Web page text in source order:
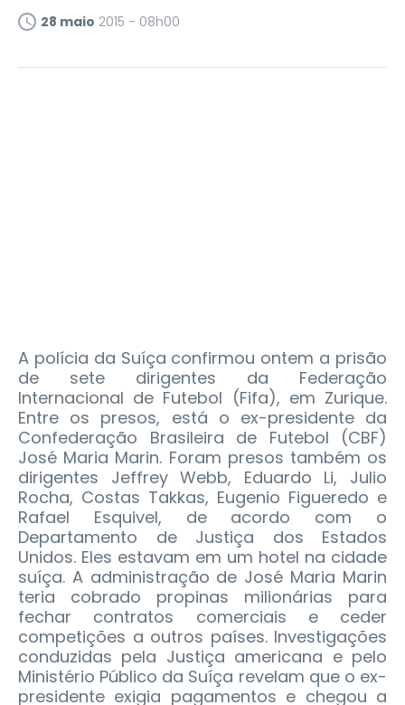
28 maio 2015 - 08h00
A polícia da Suíça confirmou ontem a prisão
de sete dirigentes da Federação
Internacional de Futebol (Fifa), em Zurique.
Entre os presos, está o ex-presidente da
Confederação Brasileira de Futebol (CBF)
José Maria Marin. Foram presos também os
dirigentes Jeffrey Webb, Eduardo Li, Julio
Rocha, Costas Takkas, Eugenio Figueredo e
Rafael Esquivel, de acordo com o
Departamento de Justiça dos Estados
Unidos. Eles estavam em um hotel na cidade
suíça. A administração de José Maria Marin
teria cobrado propinas milionárias para
fechar contratos comerciais e ceder
competições a outros países. Investigações
conduzidas pela Justiça americana e pelo
Ministério Público da Suíça revelam que o ex-
presidente exigia pagamentos e chegou a